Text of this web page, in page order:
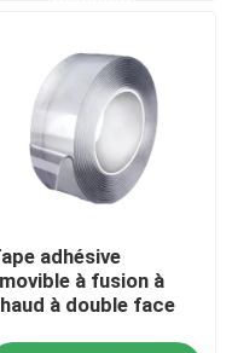
bout droit
adhésive
à fusion à
à double face